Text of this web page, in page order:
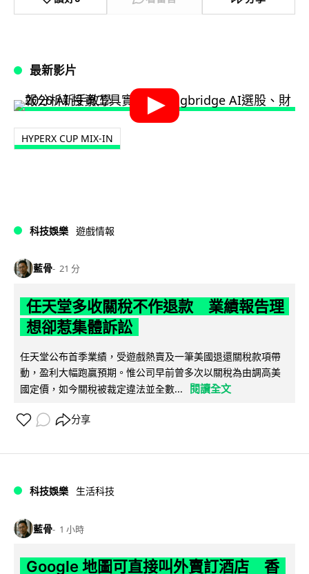
最新影片
HYPERX CUP MIX-IN
科技娛樂 遊戲情報
藍骨 21 分
任天堂多收關稅不作退款 業績報告理
想卻惹集體訴訟
任天堂公布首季業績，受遊戲熱賣及一筆美國退還關稅款項帶
動，盈利大幅跑贏預期。惟公司早前曾多次以關稅為由調高美
國定價，如今關稅被裁定違法並全數...
閱讀全文
分享
科技娛樂 生活科技
藍骨 1 小時
Google 地圖可直接叫外賣訂酒店 香